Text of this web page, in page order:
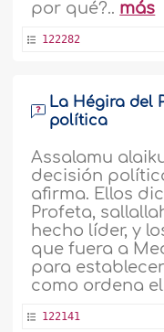
por qué?.. más
122282
La Hégira del
política
Assalamu
decisión
afirma. Ellos
Profeta,
hecho líder, y
que fuera a
para
como ordena
122141